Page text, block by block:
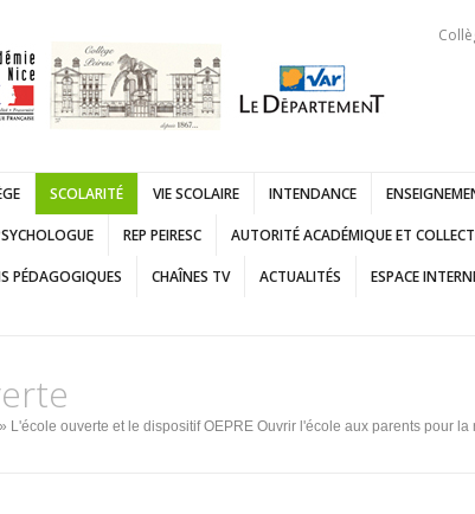
SCOLARITÉ VIE SCOLAIRE INTENDANCE
REP PEIRESC AUTORITÉ ACADÉMIQUE ET
PÉDAGOGIQUES CHAÎNES TV ACTUALITÉS ESPACE
» L'école ouverte et le dispositif OEPRE Ouvrir l'école aux parents pour la